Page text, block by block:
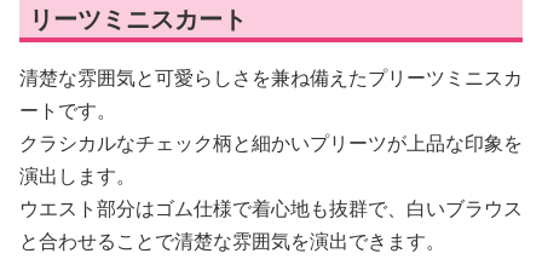
リーツミニスカート
清楚な雰囲気と可愛らしさを兼ね備えたプリーツミニスカ
ートです。
クラシカルなチェック柄と細かいプリーツが上品な印象を
演出します。
ウエスト部分はゴム仕様で着心地も抜群で、白いブラウス
と合わせることで清楚な雰囲気を演出できます。